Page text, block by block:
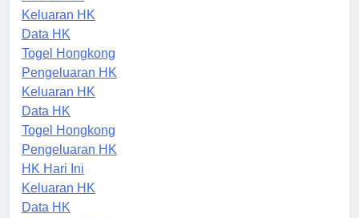
HK Hari Ini
Keluaran HK
Data HK
Togel Hongkong
Pengeluaran HK
Keluaran HK
Data HK
Togel Hongkong
Pengeluaran HK
HK Hari Ini
Keluaran HK